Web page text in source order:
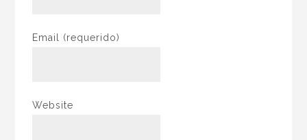
Email (requerido)
Website